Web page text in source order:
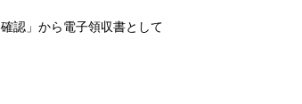
認」から電子領収書として